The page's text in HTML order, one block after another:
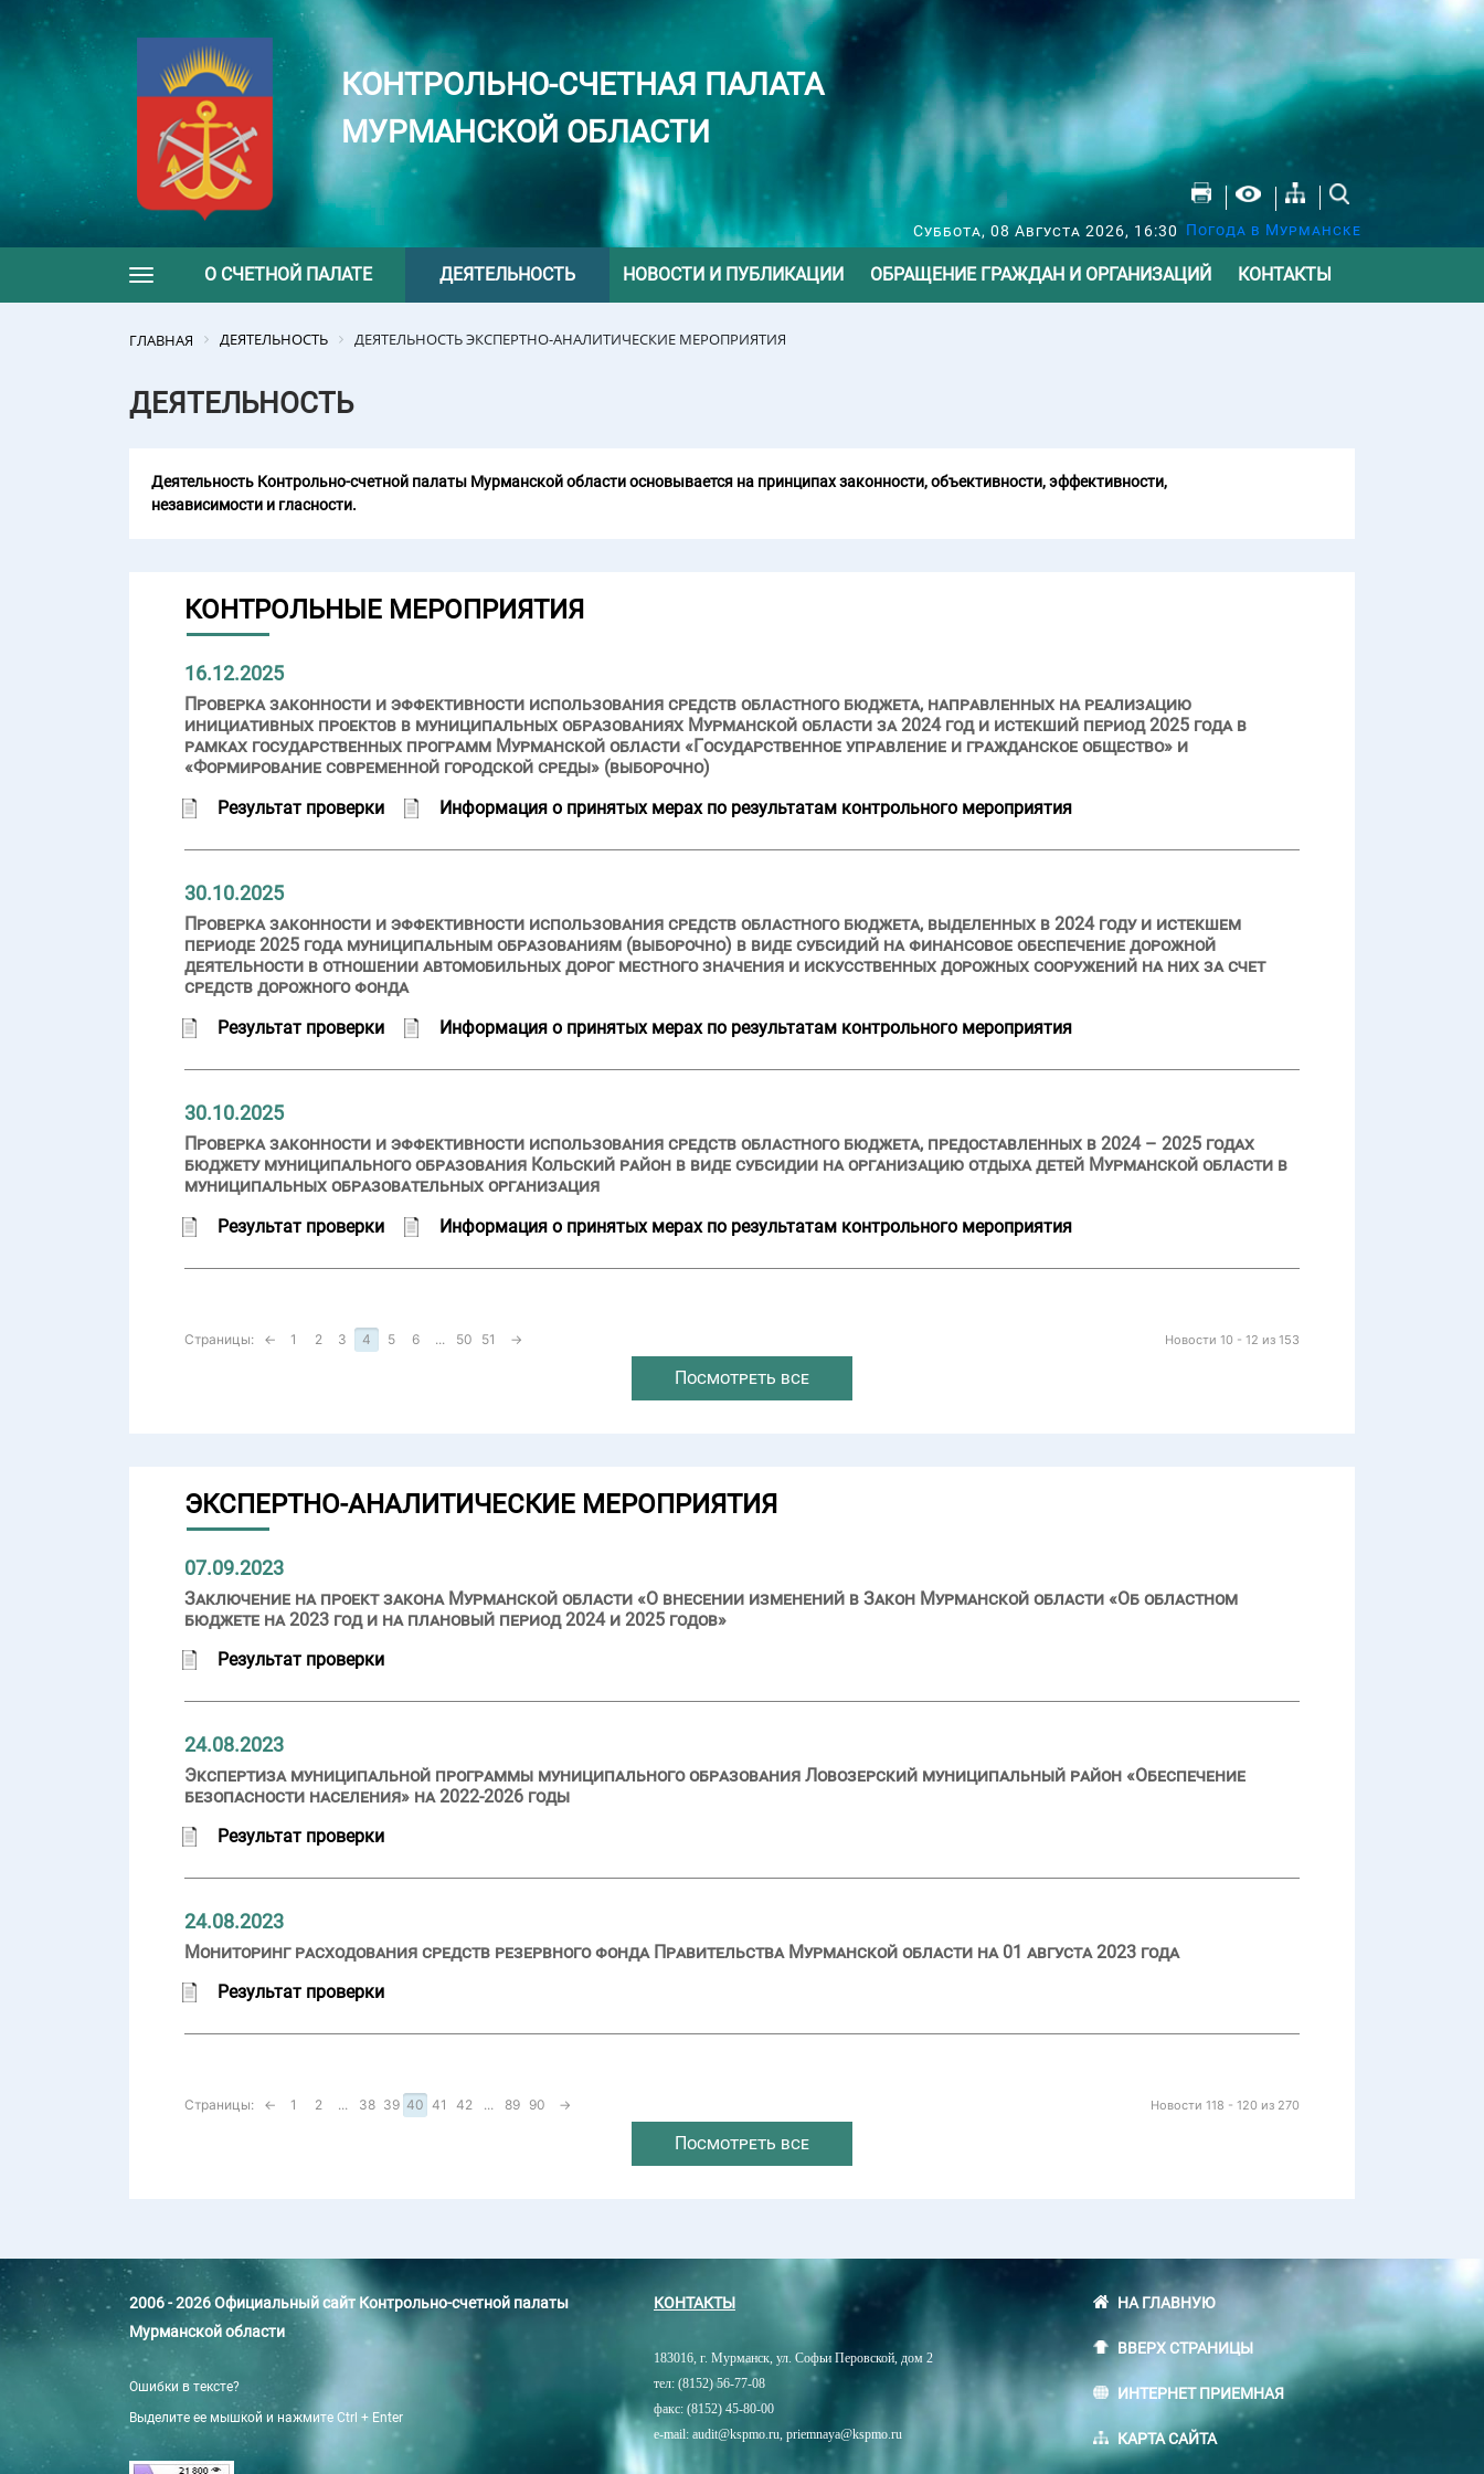
КОНТРОЛЬНО-СЧЕТНАЯ ПАЛАТА
МУРМАНСКОЙ ОБЛАСТИ
Суббота, 08 Августа 2026, 16:30 Погода в Мурманске
Toggle navigation
О СЧЕТНОЙ ПАЛАТЕ ДЕЯТЕЛЬНОСТЬ НОВОСТИ И ПУБЛИКАЦИИ ОБРАЩЕНИЕ ГРАЖДАН И ОРГАНИЗАЦИЙ КОНТАКТЫ
ГЛАВНАЯ ДЕЯТЕЛЬНОСТЬ ДЕЯТЕЛЬНОСТЬ ЭКСПЕРТНО-АНАЛИТИЧЕСКИЕ МЕРОПРИЯТИЯ
ДЕЯТЕЛЬНОСТЬ
Деятельность Контрольно-счетной палаты Мурманской области основывается на принципах законности, объективности, эффективности,
независимости и гласности.
КОНТРОЛЬНЫЕ МЕРОПРИЯТИЯ
16.12.2025
Проверка законности и эффективности использования средств областного бюджета, направленных на реализацию
инициативных проектов в муниципальных образованиях Мурманской области за 2024 год и истекший период 2025 года в
рамках государственных программ Мурманской области «Государственное управление и гражданское общество» и
«Формирование современной городской среды» (выборочно)
Результат проверки
Информация о принятых мерах по результатам контрольного мероприятия
30.10.2025
Проверка законности и эффективности использования средств областного бюджета, выделенных в 2024 году и истекшем
периоде 2025 года муниципальным образованиям (выборочно) в виде субсидий на финансовое обеспечение дорожной
деятельности в отношении автомобильных дорог местного значения и искусственных дорожных сооружений на них за счет
средств дорожного фонда
Результат проверки
Информация о принятых мерах по результатам контрольного мероприятия
30.10.2025
Проверка законности и эффективности использования средств областного бюджета, предоставленных в 2024 – 2025 годах
бюджету муниципального образования Кольский район в виде субсидии на организацию отдыха детей Мурманской области в
муниципальных образовательных организация
Результат проверки
Информация о принятых мерах по результатам контрольного мероприятия
Новости 10 - 12 из 153
Страницы: ← 1 2 3 4 5 6 ... 50 51 →
Посмотреть все
ЭКСПЕРТНО-АНАЛИТИЧЕСКИЕ МЕРОПРИЯТИЯ
07.09.2023
Заключение на проект закона Мурманской области «О внесении изменений в Закон Мурманской области «Об областном
бюджете на 2023 год и на плановый период 2024 и 2025 годов»
Результат проверки
24.08.2023
Экспертиза муниципальной программы муниципального образования Ловозерский муниципальный район «Обеспечение
безопасности населения» на 2022-2026 годы
Результат проверки
24.08.2023
Мониторинг расходования средств резервного фонда Правительства Мурманской области на 01 августа 2023 года
Результат проверки
Новости 118 - 120 из 270
Страницы: ← 1 2 ... 38 39 40 41 42 ... 89 90 →
Посмотреть все
2006 - 2026 Официальный сайт Контрольно-счетной палаты
Мурманской области
Ошибки в тексте?
Выделите ее мышкой и нажмите Ctrl + Enter
КОНТАКТЫ
183016, г. Мурманск, ул. Софьи Перовской, дом 2
тел: (8152) 56-77-08
факс: (8152) 45-80-00
e-mail: audit@kspmo.ru, priemnaya@kspmo.ru
НА ГЛАВНУЮ
ВВЕРХ СТРАНИЦЫ
ИНТЕРНЕТ ПРИЕМНАЯ
КАРТА САЙТА